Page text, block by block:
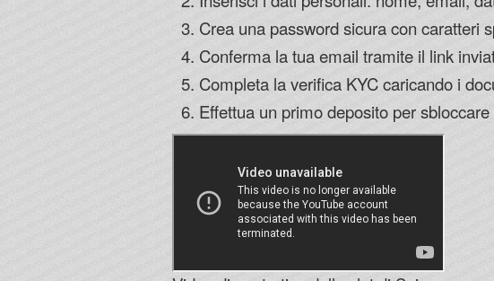
Crea una password sicura con caratteri
Conferma la tua email tramite il link
Completa la verifica KYC caricando i
Effettua un primo deposito per